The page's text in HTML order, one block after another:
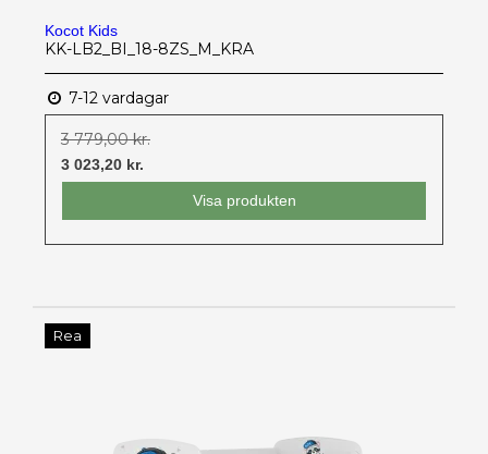
Kocot Kids
KK-LB2_BI_18-8ZS_M_KRA
7-12 vardagar
3 779,00 kr.
3 023,20 kr.
Visa produkten
Rea